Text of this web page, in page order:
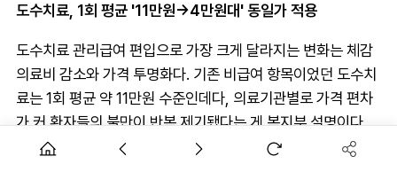
도수치료, 1회 평균 '11만원→4만원대' 동일가 적용
도수치료 관리급여 편입으로 가장 크게 달라지는 변화는 체감
의료비 감소와 가격 투명화다. 기존 비급여 항목이었던 도수치
료는 1회 평균 약 11만원 수준인데다, 의료기관별로 가격 편차
가 커 환자들의 불만이 반복 제기됐다는 게 복지부 설명이다.
하지만 오늘부터는 새롭게 신설된 선별급여 내 관리급여 유형